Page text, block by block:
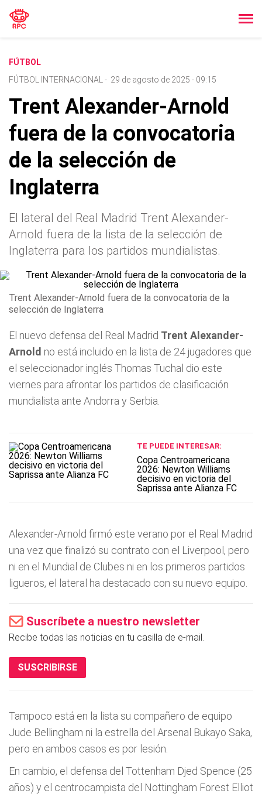
FÚTBOL
FÚTBOL INTERNACIONAL
- 29 de agosto de 2025 - 09:15
Trent Alexander-Arnold
fuera de la convocatoria
de la selección de
Inglaterra
El lateral del Real Madrid Trent Alexander-
Arnold fuera de la lista de la selección de
Inglaterra para los partidos mundialistas.
Trent Alexander-Arnold fuera de la convocatoria de la
selección de Inglaterra
El nuevo defensa del Real Madrid Trent Alexander-
Arnold no está incluido en la lista de 24 jugadores que
el seleccionador inglés Thomas Tuchal dio este
viernes para afrontar los partidos de clasificación
mundialista ante Andorra y Serbia.
TE PUEDE INTERESAR:
Copa Centroamericana
2026: Newton Williams
decisivo en victoria del
Saprissa ante Alianza FC
Alexander-Arnold firmó este verano por el Real Madrid
una vez que finalizó su contrato con el Liverpool, pero
ni en el Mundial de Clubes ni en los primeros partidos
ligueros, el lateral ha destacado con su nuevo equipo.
Suscríbete a nuestro newsletter
Recibe todas las noticias en tu casilla de e-mail.
SUSCRIBIRSE
Tampoco está en la lista su compañero de equipo
Jude Bellingham ni la estrella del Arsenal Bukayo Saka,
pero en ambos casos es por lesión.
En cambio, el defensa del Tottenham Djed Spence (25
años) y el centrocampista del Nottingham Forest Elliot